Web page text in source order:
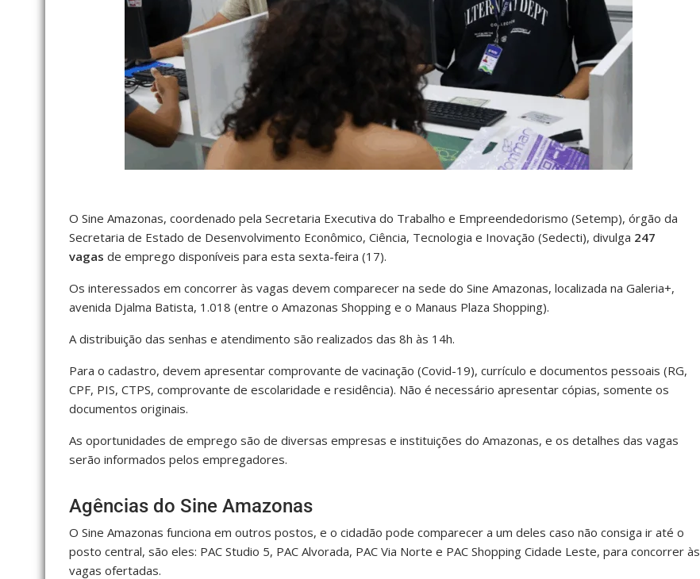
O Sine Amazonas, coordenado pela Secretaria Executiva do Trabalho e Empreendedorismo (Setemp), órgão da
Secretaria de Estado de Desenvolvimento Econômico, Ciência, Tecnologia e Inovação (Sedecti), divulga 247
vagas de emprego disponíveis para esta sexta-feira (17).
Os interessados em concorrer às vagas devem comparecer na sede do Sine Amazonas, localizada na Galeria+,
avenida Djalma Batista, 1.018 (entre o Amazonas Shopping e o Manaus Plaza Shopping).
A distribuição das senhas e atendimento são realizados das 8h às 14h.
Para o cadastro, devem apresentar comprovante de vacinação (Covid-19), currículo e documentos pessoais (RG,
CPF, PIS, CTPS, comprovante de escolaridade e residência). Não é necessário apresentar cópias, somente os
documentos originais.
As oportunidades de emprego são de diversas empresas e instituições do Amazonas, e os detalhes das vagas
serão informados pelos empregadores.
Agências do Sine Amazonas
O Sine Amazonas funciona em outros postos, e o cidadão pode comparecer a um deles caso não consiga ir até o
posto central, são eles: PAC Studio 5, PAC Alvorada, PAC Via Norte e PAC Shopping Cidade Leste, para concorrer às
vagas ofertadas.